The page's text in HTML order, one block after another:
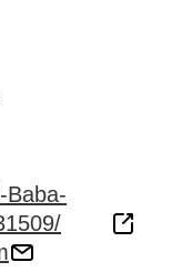
Baba-